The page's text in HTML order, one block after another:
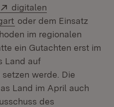
Extern:
digitalen
(Öffnet in neuem
oder dem Einsatz
im regionalen
ein Gutachten erst im
Land auf
werde. Die
Land im April auch
des